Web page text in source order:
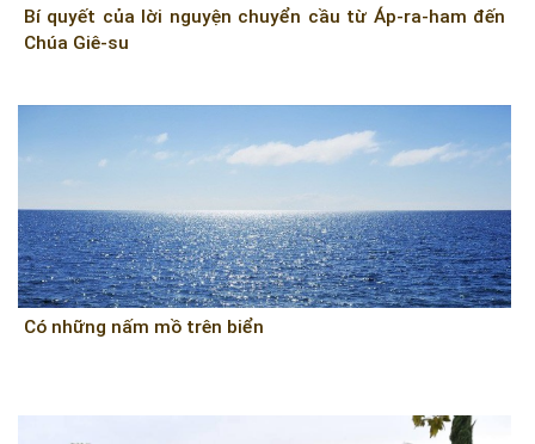
Bí quyết của lời nguyện chuyển cầu từ Áp-ra-ham đến
Chúa Giê-su
Có những nấm mồ trên biển